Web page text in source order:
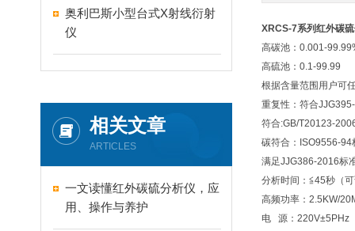
奥利巴斯小型台式X射线衍射
仪
相关文章
ARTICLES
一文读懂红外碳硫分析仪，应
用、操作与养护
XRCS-7系列红外碳
高碳池：0.001-
高硫池：0.1-99.99
根据含量范围用户可
重复性：符合
符合:GB/T20123-
碳符合：ISO9556-
满足JJG386-2016标
分析时间：≦45秒（
高频功率：2.5KW/
电 源：220V±5PHz